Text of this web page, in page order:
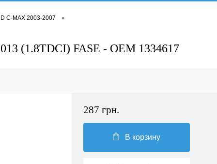
C-MAX 2003-2007 •
(1.8TDCI) FASE - OEM 1334617
287 грн.
В корзину